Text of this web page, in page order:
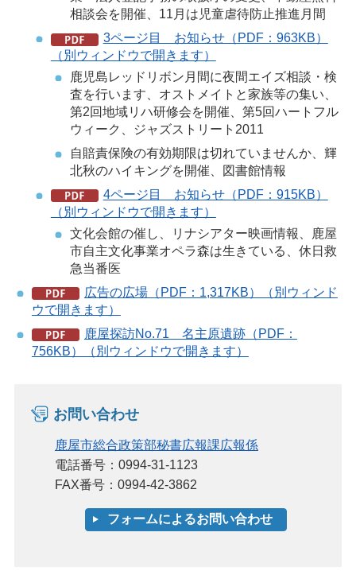
相談会を開催、11月は児童虐待防止推進月間
3ページ目 お知らせ（PDF：963KB）
（別ウィンドウで開きます）
鹿児島レッドリボン月間に夜間エイズ相談・検
査を行います、オストメイトと家族等の集い、
第2回地域リハ研修会を開催、第5回ハートフル
ウィーク、ジャズストリート2011
自賠責保険の有効期限は切れていませんか、輝
北秋のハイキングを開催、図書館情報
4ページ目 お知らせ（PDF：915KB）
（別ウィンドウで開きます）
文化会館の催し、リナシアター映画情報、鹿屋
市自主文化事業オペラ森は生きている、休日救
急当番医
広告の広場（PDF：1,317KB）（別ウィンド
ウで開きます）
鹿屋探訪No.71 名主原遺跡（PDF：
756KB）（別ウィンドウで開きます）
お問い合わせ
鹿屋市総合政策部秘書広報課広報係
電話番号：0994-31-1123
FAX番号：0994-42-3862